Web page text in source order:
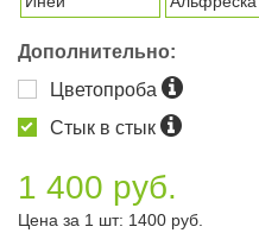
Дополнительно:
Цветопроба
Стык в стык
1 400 руб.
Цена за 1 шт: 1400 руб.